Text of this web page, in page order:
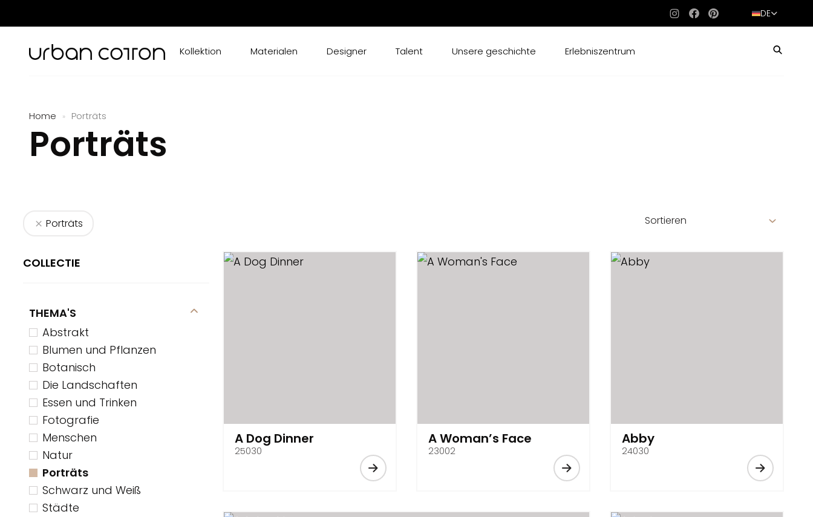
Instagram
Facebook
Pinterest DE
Kollektion Materialen Designer Talent Unsere geschichte Erlebniszentrum
Home » Porträts
Porträts
Porträts
COLLECTIE
THEMA'S
Abstrakt
Blumen und Pflanzen
Botanisch
Die Landschaften
Essen und Trinken
Fotografie
Menschen
Natur
Porträts
Schwarz und Weiß
Städte
A Dog Dinner
25030
A Woman’s Face
23002
Abby
24030